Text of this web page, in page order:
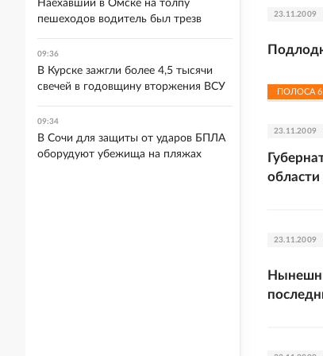
23.11.2009
ПОЛОСА 6
23.11.2009
области
23.11.2009
Наехавший в Омске на толпу
пешеходов водитель был трезв
09:36
В Курске зажгли более 4,5 тысячи
свечей в годовщину вторжения ВСУ
09:34
В Сочи для защиты от ударов БПЛА
оборудуют убежища на пляжах